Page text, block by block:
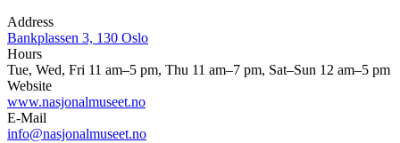
Address
Bankplassen 3, 130 Oslo
Hours
Tue, Wed, Fri 11 am–5 pm, Thu 11 am–7 pm, Sat–Sun 12 am–5 pm
Website
www.nasjonalmuseet.no
E-Mail
info@nasjonalmuseet.no